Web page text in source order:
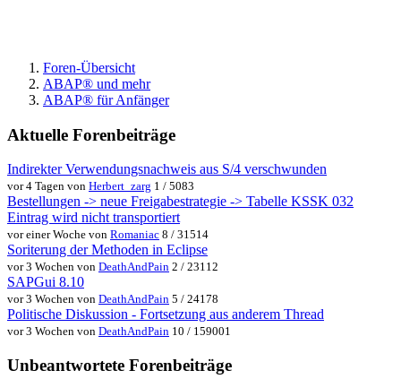
Foren-Übersicht
ABAP® und mehr
ABAP® für Anfänger
Aktuelle Forenbeiträge
Indirekter Verwendungsnachweis aus S/4 verschwunden
vor 4 Tagen von Herbert_zarg 1 / 5083
Bestellungen -> neue Freigabestrategie -> Tabelle KSSK 032
Eintrag wird nicht transportiert
vor einer Woche von Romaniac 8 / 31514
Soriterung der Methoden in Eclipse
vor 3 Wochen von DeathAndPain 2 / 23112
SAPGui 8.10
vor 3 Wochen von DeathAndPain 5 / 24178
Politische Diskussion - Fortsetzung aus anderem Thread
vor 3 Wochen von DeathAndPain 10 / 159001
Unbeantwortete Forenbeiträge